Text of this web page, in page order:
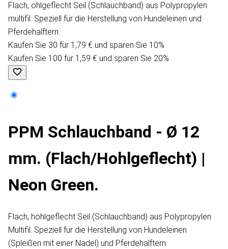
Flach, ohlgeflecht Seil (Schlauchband) aus Polypropylen
multifil. Speziell für die Herstellung von Hundeleinen und
Pferdehalftern.
Kaufen Sie 30 für 1,79 € und sparen Sie 10%
Kaufen Sie 100 für 1,59 € und sparen Sie 20%
PPM Schlauchband - Ø 12
mm. (Flach/Hohlgeflecht) |
Neon Green.
Flach, hohlgeflecht Seil (Schlauchband) aus Polypropylen
Multifil. Speziell für die Herstellung von Hundeleinen
(Spleißen mit einer Nadel) und Pferdehalftern